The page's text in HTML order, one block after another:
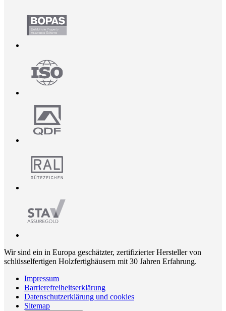
Wir sind ein in Europa geschätzter, zertifizierter Hersteller von
schlüsselfertigen Holzfertighäusern mit 30 Jahren Erfahrung.
Impressum
Barrierefreiheitserklärung
Datenschutzerklärung und cookies
Sitemap